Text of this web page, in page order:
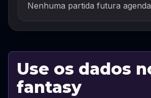
Nenhuma partida futura
Use os dados
fantasy